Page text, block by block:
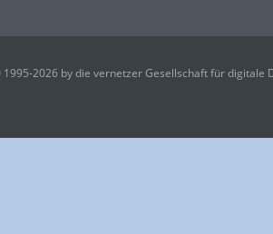
2026 by die vernetzer Gesellschaft für digitale